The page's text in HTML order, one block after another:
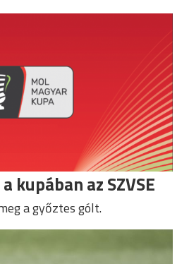
kupában az SZVSE
a győztes gólt.